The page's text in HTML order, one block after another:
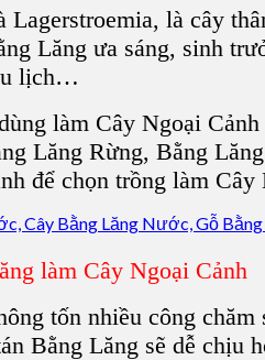
Lagerstroemia, là cây
Lăng ưa sáng, sinh
lịch…
làm Cây Ngoại
Lăng Rừng, Bằng
để chọn trồng làm Cây
làm Cây Ngoại Cảnh
tốn nhiều công
Bằng Lăng sẽ dễ chịu